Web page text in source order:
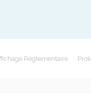
Réglementaire